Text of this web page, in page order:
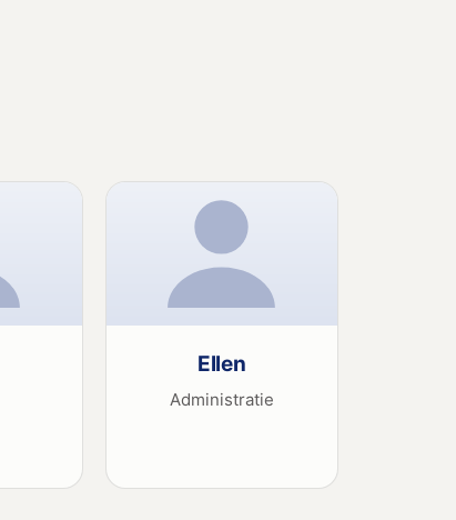
Ellen
Administratie